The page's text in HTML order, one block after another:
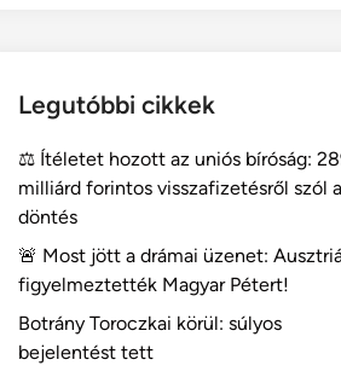
Legutóbbi cikkek
⚖️ Ítéletet hozott az uniós bíróság:
milliárd forintos visszafizetésről szól a
döntés
🚨 Most jött a drámai üzenet:
figyelmeztették Magyar Pétert!
Botrány Toroczkai körül: súlyos
bejelentést tett